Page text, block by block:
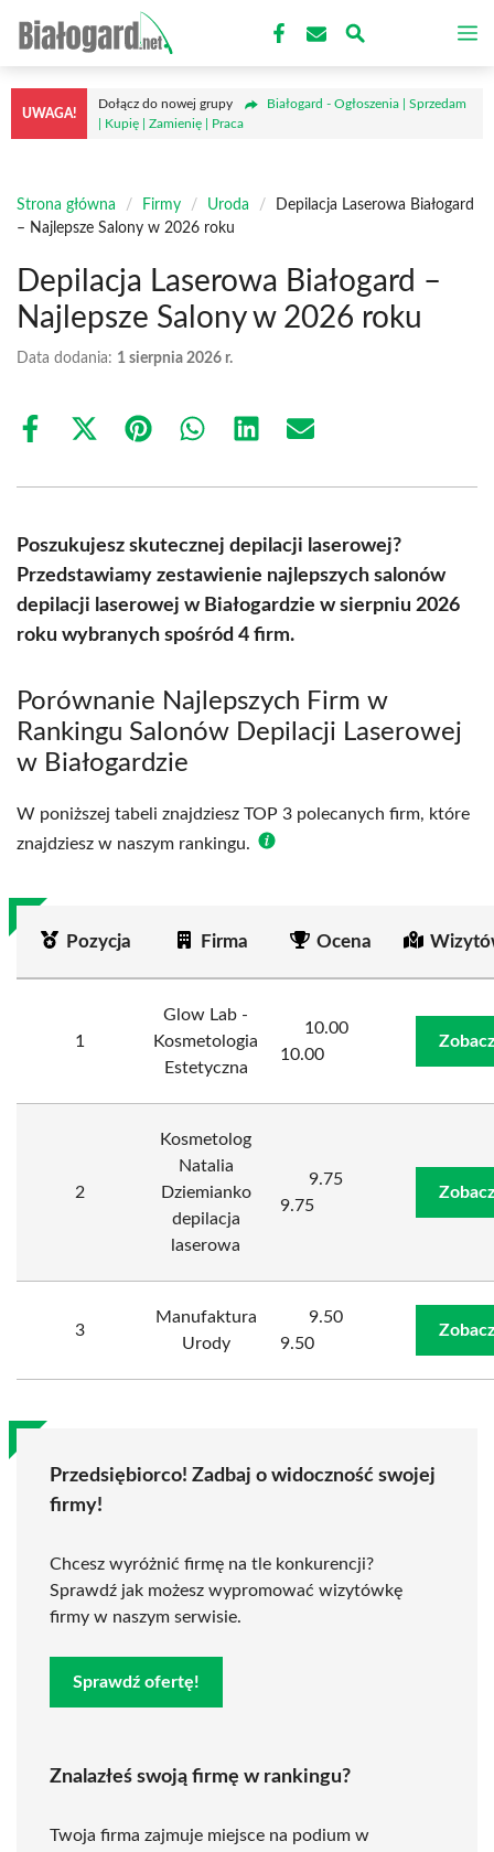
treści
UWAGA!
Dołącz do nowej grupy
Białogard - Ogłoszenia | Sprzedam
| Kupię | Zamienię | Praca
Strona główna / Firmy / Uroda /
Depilacja Laserowa Białogard
– Najlepsze Salony w 2026 roku
Depilacja Laserowa Białogard –
Najlepsze Salony w 2026 roku
Data dodania: 1 sierpnia 2026 r.
Share
Share
(Twitter)
Share Share Share Share
Poszukujesz skutecznej depilacji laserowej?
Przedstawiamy zestawienie najlepszych salonów
depilacji laserowej w Białogardzie w sierpniu 2026
roku wybranych spośród 4 firm.
Porównanie Najlepszych Firm w
Rankingu Salonów Depilacji Laserowej
w Białogardzie
W poniższej tabeli znajdziesz TOP 3 polecanych firm, które
znajdziesz w naszym rankingu.
Pozycja Firma Ocena
1
Glow Lab -
Kosmetologia
Estetyczna
10.00
10.00
2
Kosmetolog
Natalia
Dziemianko
depilacja
laserowa
9.75
9.75
3
Manufaktura
Urody
9.50
9.50
Przedsiębiorco! Zadbaj o widoczność swojej
firmy!
Chcesz wyróżnić firmę na tle konkurencji?
Sprawdź jak możesz wypromować wizytówkę
firmy w naszym serwisie.
Sprawdź ofertę!
Znalazłeś swoją firmę w rankingu?
Twoja firma zajmuje miejsce na podium w